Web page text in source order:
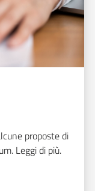
proposte di
Leggi di più.